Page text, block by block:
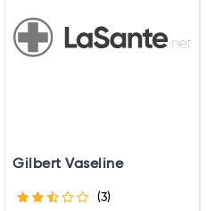
Gilbert Vaseline
(3)